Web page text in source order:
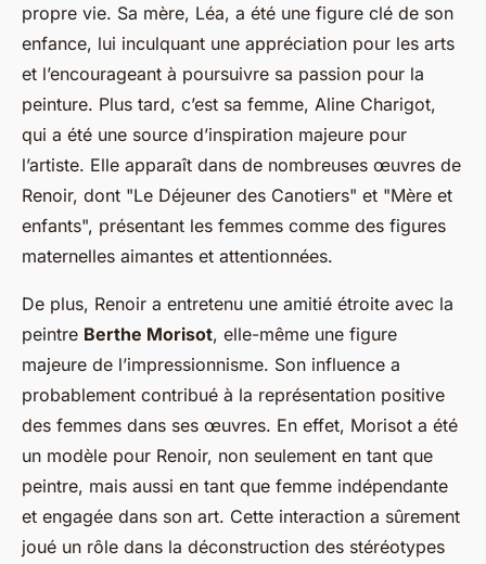
propre vie. Sa mère, Léa, a été une figure clé de son
enfance, lui inculquant une appréciation pour les arts
et l’encourageant à poursuivre sa passion pour la
peinture. Plus tard, c’est sa femme, Aline Charigot,
qui a été une source d’inspiration majeure pour
l’artiste. Elle apparaît dans de nombreuses œuvres de
Renoir, dont "Le Déjeuner des Canotiers" et "Mère et
enfants", présentant les femmes comme des figures
maternelles aimantes et attentionnées.
De plus, Renoir a entretenu une amitié étroite avec la
peintre Berthe Morisot, elle-même une figure
majeure de l’impressionnisme. Son influence a
probablement contribué à la représentation positive
des femmes dans ses œuvres. En effet, Morisot a été
un modèle pour Renoir, non seulement en tant que
peintre, mais aussi en tant que femme indépendante
et engagée dans son art. Cette interaction a sûrement
joué un rôle dans la déconstruction des stéréotypes